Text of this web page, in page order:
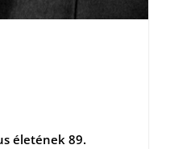
életének 89.